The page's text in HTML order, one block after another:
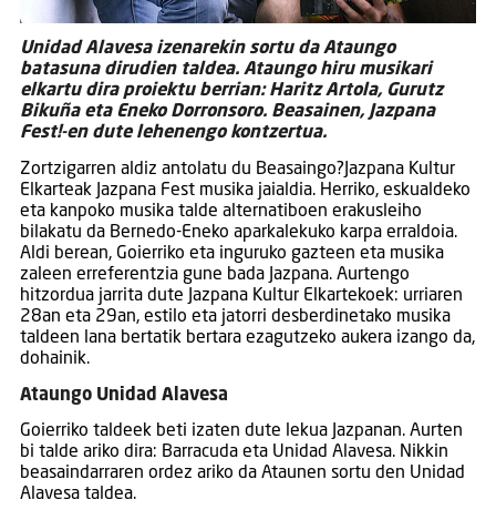
Unidad Alavesa izenarekin sortu da Ataungo
batasuna dirudien taldea. Ataungo hiru musikari
elkartu dira proiektu berrian: Haritz Artola, Gurutz
Bikuña eta Eneko Dorronsoro. Beasainen, Jazpana
Fest!-en dute lehenengo kontzertua.
Zortzigarren aldiz antolatu du Beasaingo?Jazpana Kultur
Elkarteak Jazpana Fest musika jaialdia. Herriko, eskualdeko
eta kanpoko musika talde alternatiboen erakusleiho
bilakatu da Bernedo-Eneko aparkalekuko karpa erraldoia.
Aldi berean, Goierriko eta inguruko gazteen eta musika
zaleen erreferentzia gune bada Jazpana. Aurtengo
hitzordua jarrita dute Jazpana Kultur Elkartekoek: urriaren
28an eta 29an, estilo eta jatorri desberdinetako musika
taldeen lana bertatik bertara ezagutzeko aukera izango da,
dohainik.
Ataungo Unidad Alavesa
Goierriko taldeek beti izaten dute lekua Jazpanan. Aurten
bi talde ariko dira: Barracuda eta Unidad Alavesa. Nikkin
beasaindarraren ordez ariko da Ataunen sortu den Unidad
Alavesa taldea.